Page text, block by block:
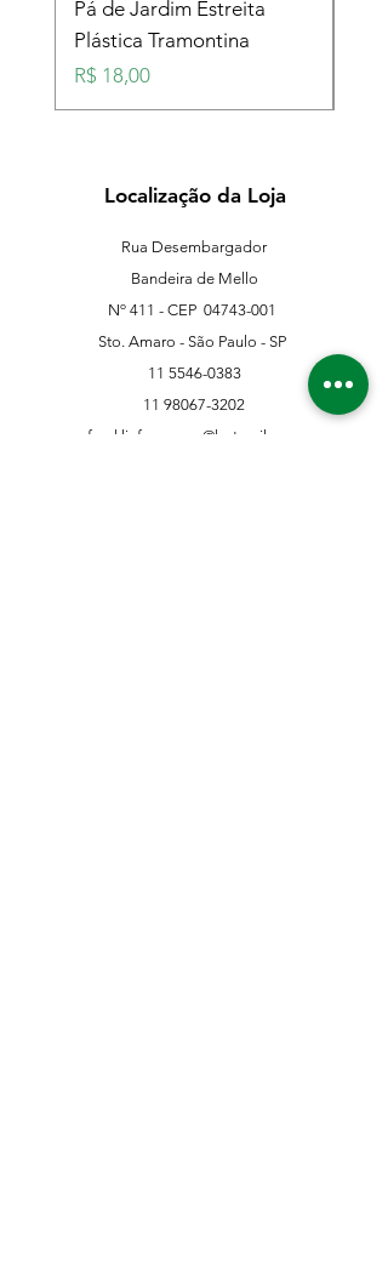
Pá de Jardim Estreita
Plástica Tramontina
Preço
R$ 18,00
Localização da Loja
Rua Desembargador
Bandeira de Mello
Nº 411 - CEP 04743-001
Sto. Amaro - São Paulo - SP
11 5546-0383
11 98067-3202
franklinferragens@hotmail.com